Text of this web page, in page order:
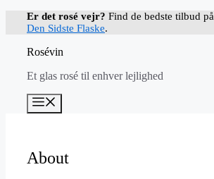
Er det rosé vejr? Find de bedste tilbud på
Den Sidste Flaske.
Rosévin
Et glas rosé til enhver lejlighed
About